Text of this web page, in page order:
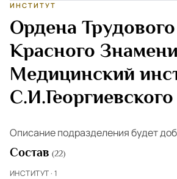
ИНСТИТУТ
Ордена Трудового
Красного Знамени
Медицинский
С.И.Георгиевского
Описание подразделения будет
Состав (22)
ИНСТИТУТ · 1